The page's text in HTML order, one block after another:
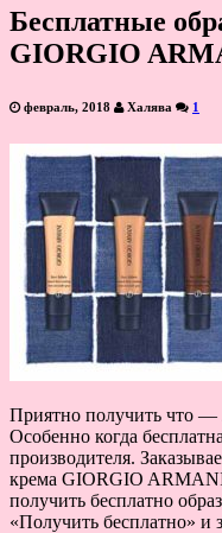
Бесплатные
GIORGIO
февраль, 2018 Халява 1
Приятно получить что —
Особенно когда
производителя.
крема GIORGIO
получить бесплатно
«Получить бесплатно» и